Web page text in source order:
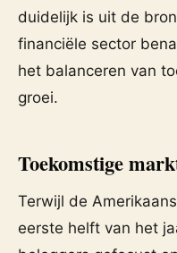
duidelijk is uit de
financiële sector
het balanceren van
groei.
Toekomstige
Terwijl de
eerste helft van het